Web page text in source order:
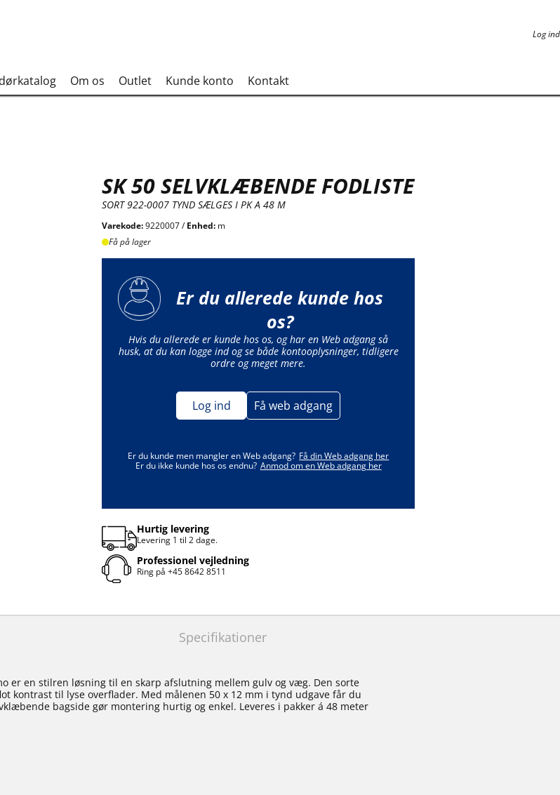
Log ind
Om os Outlet Kunde konto Kontakt
SK 50 SELVKLÆBENDE FODLISTE
SORT 922-0007 TYND SÆLGES I PK A 48 M
Varekode:9220007 /Enhed: m
Få på lager
Er du allerede kunde hos
os?
Hvis du allerede er kunde hos os, og har en Web adgang så
husk, at du kan logge ind og se både kontooplysninger, tidligere
ordre og meget mere.
Log ind Få web adgang
Er du kunde men mangler en Web adgang? Få din Web adgang her
Er du ikke kunde hos os endnu? Anmod om en Web adgang her
Hurtig levering
Levering 1 til 2 dage.
Professionel vejledning
Ring på+45 8642 8511
Specifikationer
er en stilren løsning til en skarp afslutning mellem gulv og væg. Den sorte
kontrast til lyse overflader. Med målenen 50 x 12 mm i tynd udgave får du
bagside gør montering hurtig og enkel. Leveres i pakker á 48 meter